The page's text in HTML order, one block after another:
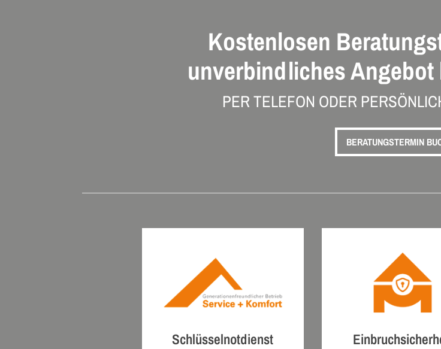
Kostenlosen
unverbindliches
PER TELEFON ODER
BERATUNGSTERMIN
Schlüsselnotdienst